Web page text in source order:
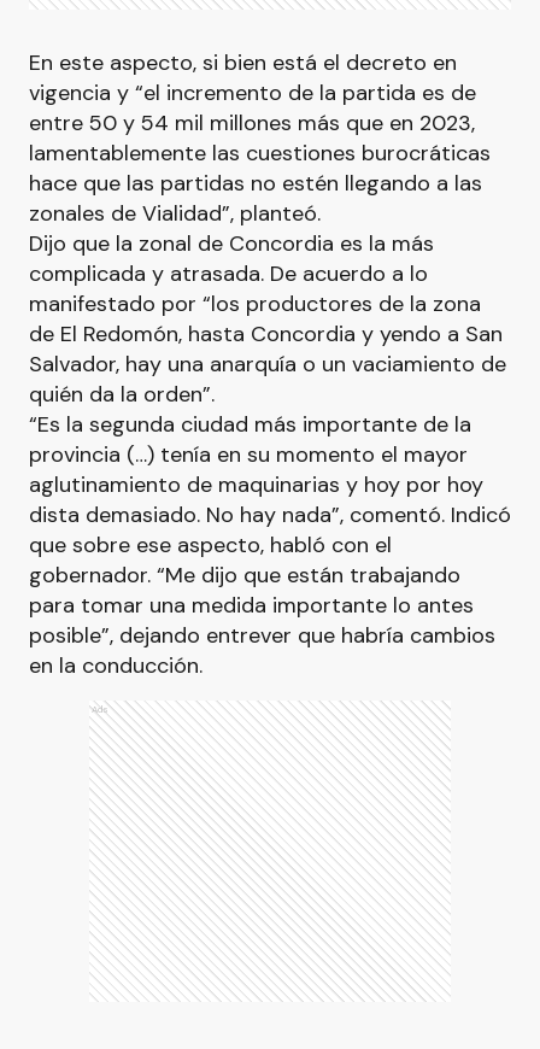
En este aspecto, si bien está el decreto en
vigencia y “el incremento de la partida es de
entre 50 y 54 mil millones más que en 2023,
lamentablemente las cuestiones burocráticas
hace que las partidas no estén llegando a las
zonales de Vialidad”, planteó.
Dijo que la zonal de Concordia es la más
complicada y atrasada. De acuerdo a lo
manifestado por “los productores de la zona
de El Redomón, hasta Concordia y yendo a San
Salvador, hay una anarquía o un vaciamiento de
quién da la orden”.
“Es la segunda ciudad más importante de la
provincia (…) tenía en su momento el mayor
aglutinamiento de maquinarias y hoy por hoy
dista demasiado. No hay nada”, comentó. Indicó
que sobre ese aspecto, habló con el
gobernador. “Me dijo que están trabajando
para tomar una medida importante lo antes
posible”, dejando entrever que habría cambios
en la conducción.
Ads